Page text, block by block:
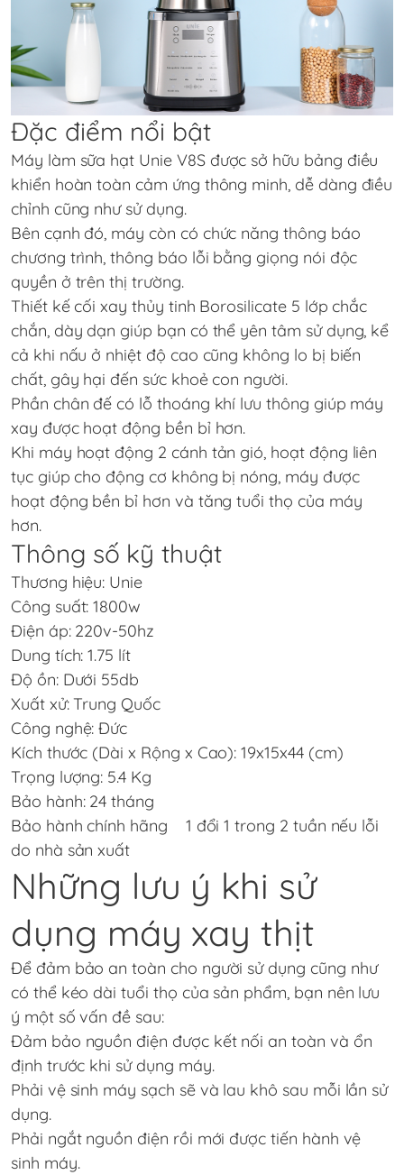
Đặc điểm nổi bật
Máy làm sữa hạt Unie V8Sđược sở hữu bảng điều
khiển hoàn toàn cảm ứng thông minh, dễ dàng điều
chỉnh cũng như sử dụng.
Bên cạnh đó, máy còn có chức năng thông báo
chương trình, thông báo lỗi bằng giọng nói độc
quyền ở trên thị trường.
Thiết kế cối xay thủy tinh Borosilicate 5 lớp chắc
chắn, dày dạn giúp bạn có thể yên tâm sử dụng, kể
cả khi nấu ở nhiệt độ cao cũng không lo bị biến
chất, gây hại đến sức khoẻ con người.
Phần chân đế có lỗ thoáng khí lưu thông giúp máy
xay được hoạt động bền bỉ hơn.
Khi máy hoạt động 2 cánh tản gió, hoạt động liên
tục giúp cho động cơ không bị nóng, máy được
hoạt động bền bỉ hơn và tăng tuổi thọ của máy
hơn.
Thông số kỹ thuật
Thương hiệu: Unie
Công suất: 1800w
Điện áp: 220v-50hz
Dung tích: 1.75 lít
Độ ồn: Dưới 55db
Xuất xử: Trung Quốc
Công nghệ: Đức
Kích thước (Dài x Rộng x Cao): 19x15x44 (cm)
Trọng lượng: 5.4 Kg
Bảo hành: 24 tháng
Bảo hành chính hãng 1 đổi 1 trong 2 tuần nếu lỗi
do nhà sản xuất
Những lưu ý khi sử
dụng máy xay thịt
Để đảm bảo an toàn cho người sử dụng cũng như
có thể kéo dài tuổi thọ của sản phẩm, bạn nên lưu
ý một số vấn đề sau:
Đảm bảo nguồn điện được kết nối an toàn và ổn
định trước khi sử dụng máy.
Phải vệ sinh máy sạch sẽ và lau khô sau mỗi lần sử
dụng.
Phải ngắt nguồn điện rồi mới được tiến hành vệ
sinh máy.